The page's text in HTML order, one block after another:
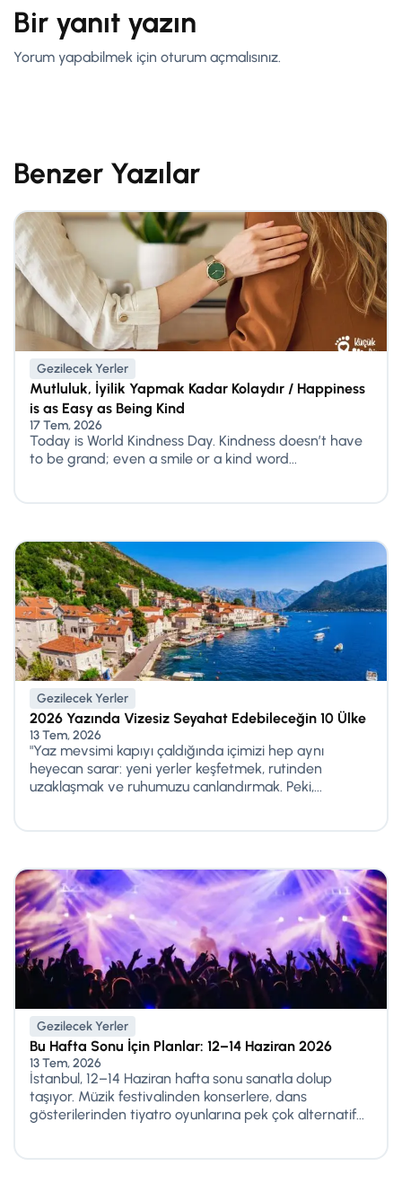
Bir yanıt yazın
Yorum yapabilmek için oturum açmalısınız.
Benzer Yazılar
Gezilecek Yerler
Mutluluk, İyilik Yapmak Kadar Kolaydır / Happiness
is as Easy as Being Kind
17 Tem, 2026
Today is World Kindness Day. Kindness doesn’t have
to be grand; even a smile or a kind word...
Gezilecek Yerler
2026 Yazında Vizesiz Seyahat Edebileceğin 10 Ülke
13 Tem, 2026
"Yaz mevsimi kapıyı çaldığında içimizi hep aynı
heyecan sarar: yeni yerler keşfetmek, rutinden
uzaklaşmak ve ruhumuzu canlandırmak. Peki,...
Gezilecek Yerler
Bu Hafta Sonu İçin Planlar: 12–14 Haziran 2026
13 Tem, 2026
İstanbul, 12–14 Haziran hafta sonu sanatla dolup
taşıyor. Müzik festivalinden konserlere, dans
gösterilerinden tiyatro oyunlarına pek çok alternatif...